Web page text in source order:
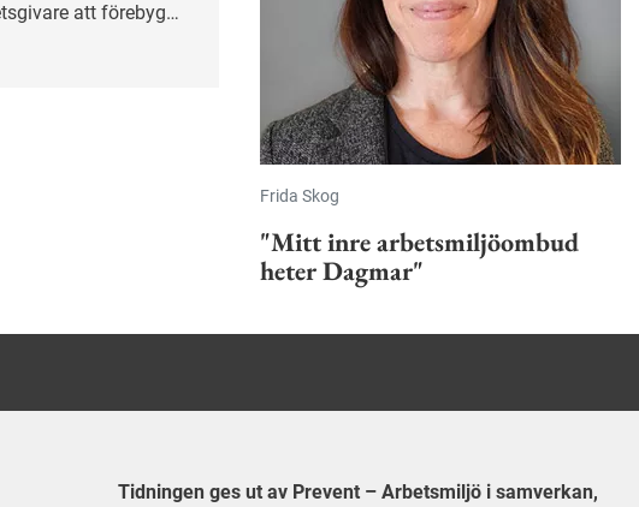
att förebygga
Frida Skog
"Mitt inre arbetsmiljöombud
heter Dagmar"
Tidningen ges ut av Prevent – Arbetsmiljö i samverkan,